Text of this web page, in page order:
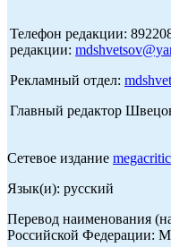
Телефон редакции:
редакции:
Рекламный отдел:
Главный редактор
Сетевое издание
Язык(и): русский
Перевод наименования
Российской Федерации: